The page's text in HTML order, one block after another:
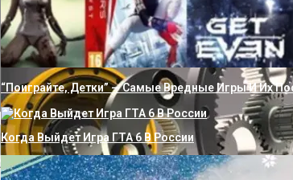
“Поиграйте, Детки” — Самые Вредные Игры И Их
Когда Выйдет Игра ГТА 6 В России